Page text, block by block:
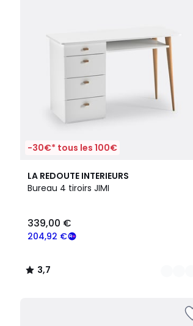
-30€* tous les 100€
LA REDOUTE INTERIEURS
Bureau 4 tiroirs JIMI
204,92 €
339,00 €
3,7
/ 5
3
Couleurs
3,7
/